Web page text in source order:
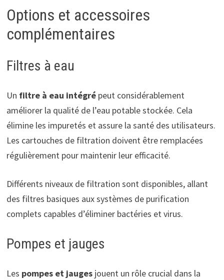
Options et accessoires
complémentaires
Filtres à eau
Un filtre à eau intégrépeut considérablement
améliorer la qualité de l’eau potable stockée. Cela
élimine les impuretés et assure la santé des utilisateurs.
Les cartouches de filtration doivent être remplacées
régulièrement pour maintenir leur efficacité.
Différents niveaux de filtration sont disponibles, allant
des filtres basiques aux systèmes de purification
complets capables d’éliminer bactéries et virus.
Pompes et jauges
Les pompes et jaugesjouent un rôle crucial dans la